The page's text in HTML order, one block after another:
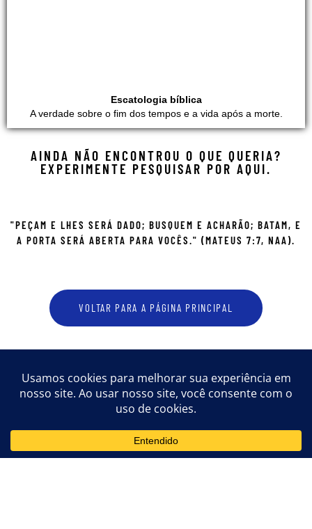
Escatologia bíblica
A verdade sobre o fim dos tempos e a vida após a morte.
AINDA NÃO ENCONTROU O QUE QUERIA?
EXPERIMENTE PESQUISAR POR AQUI.
"PEÇAM E LHES SERÁ DADO; BUSQUEM E ACHARÃO; BATAM, E
A PORTA SERÁ ABERTA PARA VOCÊS." (MATEUS 7:7, NAA).
VOLTAR PARA A PÁGINA PRINCIPAL